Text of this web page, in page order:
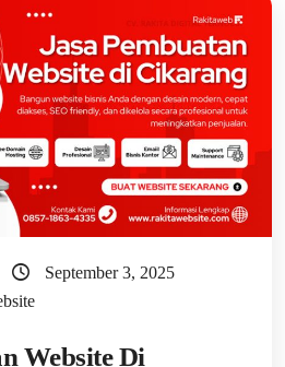
September 3, 2025
Website Di